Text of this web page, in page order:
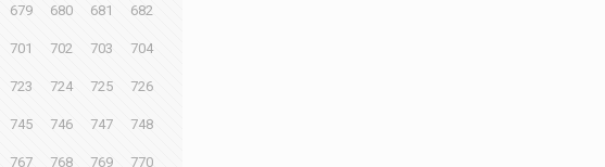
679 680 681 682
701 702 703 704
723 724 725 726
745 746 747 748
767 768 769 770